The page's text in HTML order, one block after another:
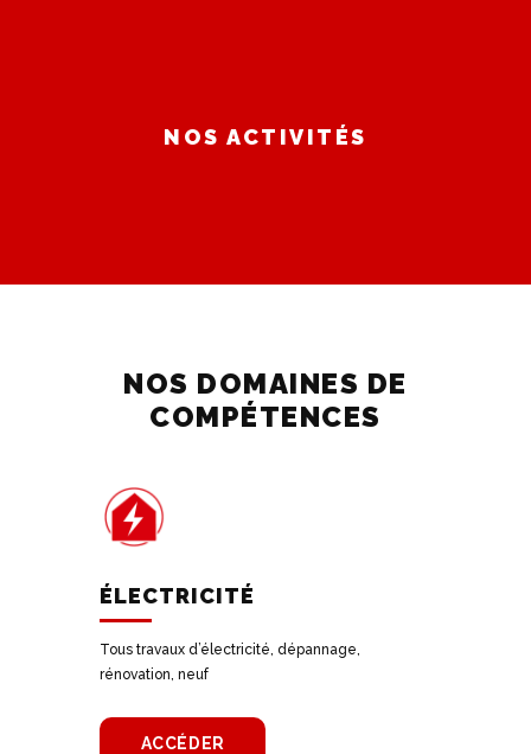
NOS ACTIVITÉS
NOS DOMAINES DE
COMPÉTENCES
ÉLECTRICITÉ
Tous travaux d’électricité, dépannage,
rénovation, neuf
ACCÉDER